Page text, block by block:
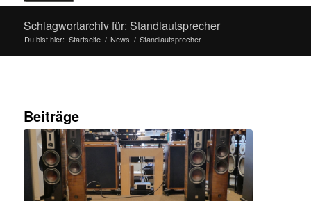
Schlagwortarchiv für: Standlautsprecher
Du bist hier: Startseite / News / Standlautsprecher
Beiträge